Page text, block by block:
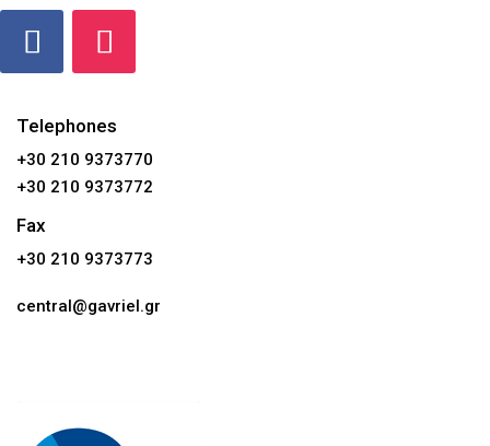
Telephones
+30 210 9373770
+30 210 9373772
Fax
+30 210 9373773
central@gavriel.gr